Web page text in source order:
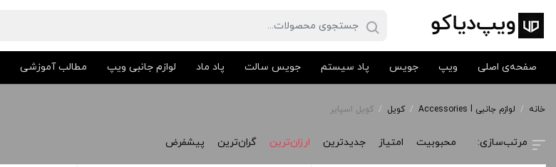
صفحه‌ی اصلی ویپ جویس پاد سیستم جویس سالت پاد ماد لوازم جانبی ویپ مطالب آموزشی
خانه / لوازم جانبی Accessories l / کویل / کویل اسپایر
محبوبیت امتیاز جدیدترین ارزان‌ترین گران‌ترین پیشفرض